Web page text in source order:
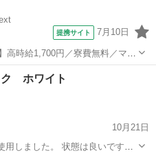
提携サイト 7月10日
高時給1,700円／寮費無料／マイ
お仕事 ◇空
の製造・組立、検査、梱包、入
ク ホワイト
10月21日
しました。 状態は良いですが